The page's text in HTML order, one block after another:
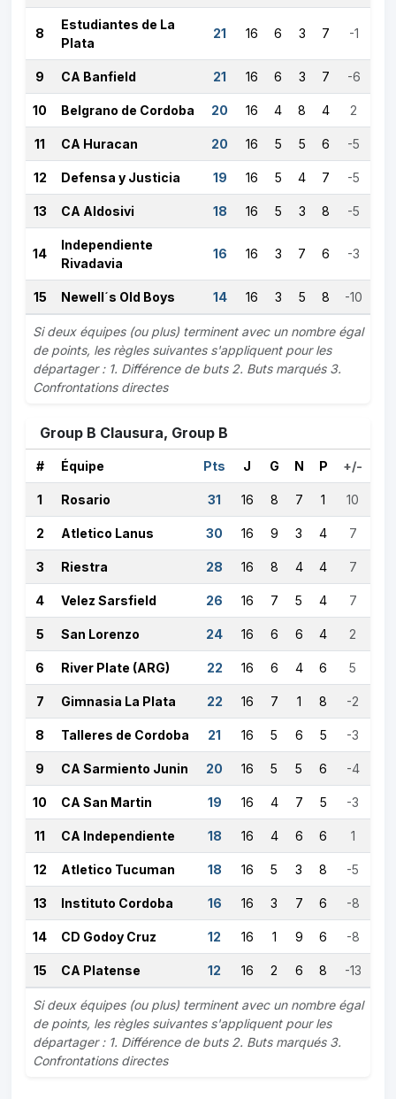
8
Estudiantes de La
Plata
21 16 6 3 7 -1
9 CA Banfield 21 16 6 3 7 -6
10 Belgrano de Cordoba 20 16 4 8 4 2
11 CA Huracan 20 16 5 5 6 -5
12 Defensa y Justicia 19 16 5 4 7 -5
13 CA Aldosivi 18 16 5 3 8 -5
14
Independiente
Rivadavia
16 16 3 7 6 -3
15 Newell´s Old Boys 14 16 3 5 8 -10
Si deux équipes (ou plus) terminent avec un nombre égal
de points, les règles suivantes s'appliquent pour les
départager : 1. Différence de buts 2. Buts marqués 3.
Confrontations directes
Group B Clausura, Group B
# Équipe Pts J G N P +/-
1 Rosario 31 16 8 7 1 10
2 Atletico Lanus 30 16 9 3 4 7
3 Riestra 28 16 8 4 4 7
4 Velez Sarsfield 26 16 7 5 4 7
5 San Lorenzo 24 16 6 6 4 2
6 River Plate (ARG) 22 16 6 4 6 5
7 Gimnasia La Plata 22 16 7 1 8 -2
8 Talleres de Cordoba 21 16 5 6 5 -3
9 CA Sarmiento Junin 20 16 5 5 6 -4
10 CA San Martin 19 16 4 7 5 -3
11 CA Independiente 18 16 4 6 6 1
12 Atletico Tucuman 18 16 5 3 8 -5
13 Instituto Cordoba 16 16 3 7 6 -8
14 CD Godoy Cruz 12 16 1 9 6 -8
15 CA Platense 12 16 2 6 8 -13
Si deux équipes (ou plus) terminent avec un nombre égal
de points, les règles suivantes s'appliquent pour les
départager : 1. Différence de buts 2. Buts marqués 3.
Confrontations directes